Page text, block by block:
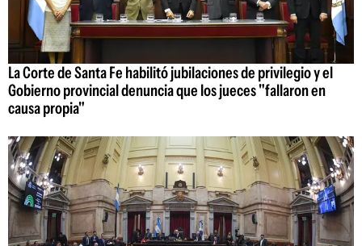
La Corte de Santa Fe habilitó jubilaciones de privilegio y el
Gobierno provincial denuncia que los jueces "fallaron en
causa propia"